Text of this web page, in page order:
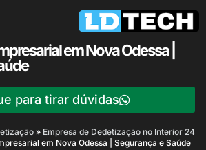
em Nova Odessa |
para tirar dúvidas
» Empresa de Dedetização no Interior 24
em Nova Odessa | Segurança e Saúde